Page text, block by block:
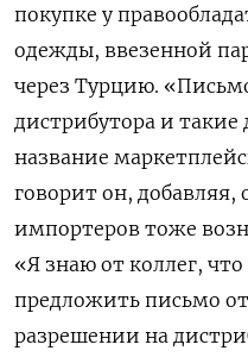
покупке у
одежды, ввезенной
через Турцию.
дистрибутора и такие
название
говорит он, добавляя,
импортеров тоже
«Я знаю от коллег,
предложить письмо
разрешении на